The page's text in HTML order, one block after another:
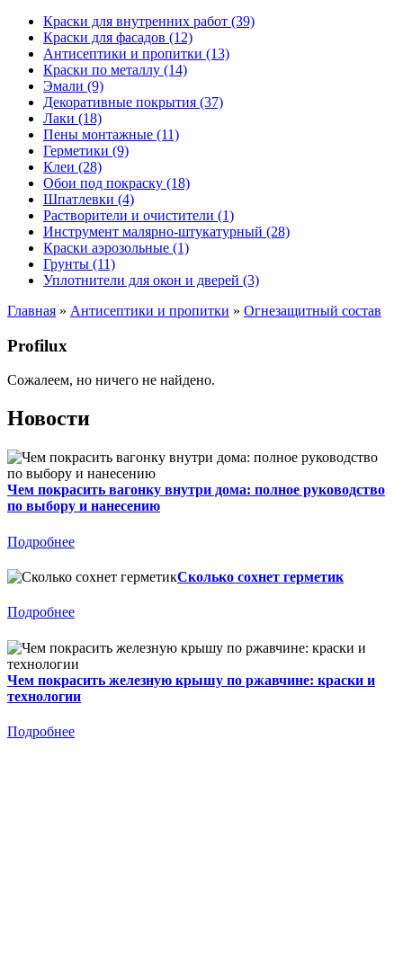
Краски для внутренних работ (39)
Краски для фасадов (12)
Антисептики и пропитки (13)
Краски по металлу (14)
Эмали (9)
Декоративные покрытия (37)
Лаки (18)
Пены монтажные (11)
Герметики (9)
Клеи (28)
Обои под покраску (18)
Шпатлевки (4)
Растворители и очистители (1)
Инструмент малярно-штукатурный (28)
Краски аэрозольные (1)
Грунты (11)
Уплотнители для окон и дверей (3)
Главная » Антисептики и пропитки » Огнезащитный состав
Profilux
Сожалеем, но ничего не найдено.
Новости
Чем покрасить вагонку внутри дома: полное руководство
по выбору и нанесению
Подробнее
Сколько сохнет герметик
Подробнее
Чем покрасить железную крышу по ржавчине: краски и
технологии
Подробнее